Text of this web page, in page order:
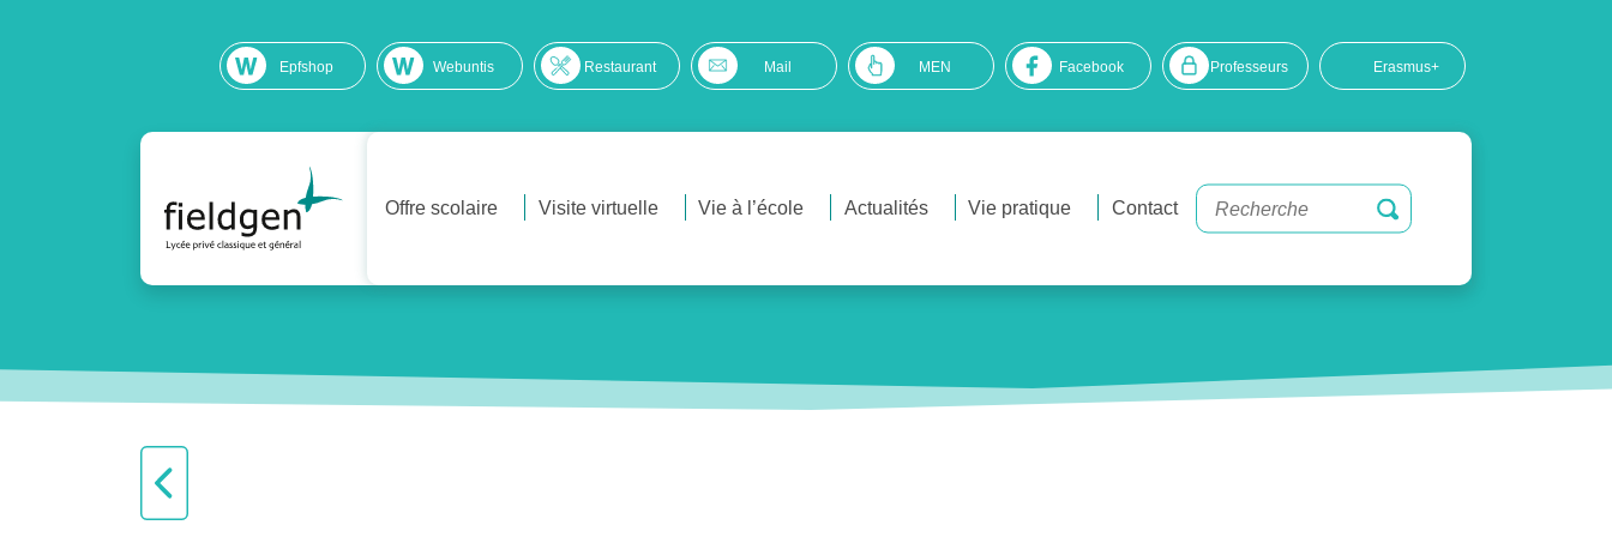
Epfshop Webuntis Restaurant Mail MEN Facebook Professeurs Erasmus+
Offre scolaire Visite virtuelle Vie à l’école Actualités Vie pratique Contact